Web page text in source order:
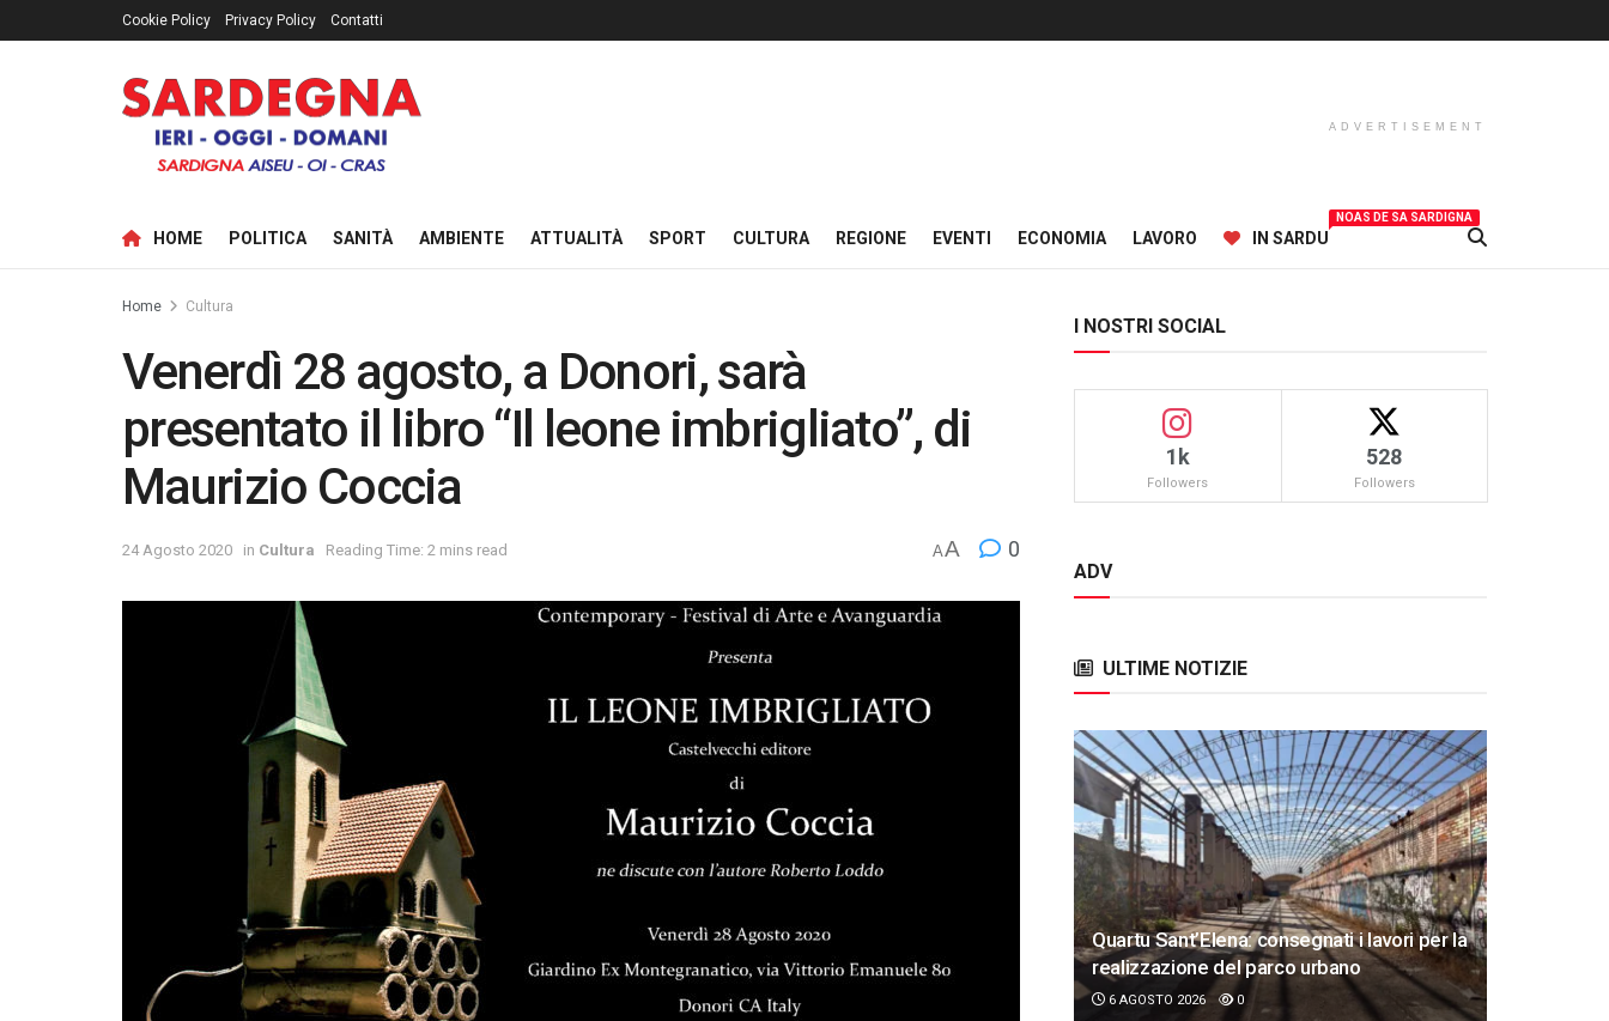
Cookie Policy Privacy Policy Contatti
ADVERTISEMENT
HOME POLITICA SANITÀ AMBIENTE ATTUALITÀ SPORT CULTURA REGIONE EVENTI ECONOMIA LAVORO IN SARDU
NOAS DE SA SARDIGNA
Home Cultura
Venerdì 28 agosto, a Donori, sarà
presentato il libro “Il leone imbrigliato”, di
Maurizio Coccia
24 Agosto 2020 in Cultura Reading Time: 2 mins read AA 0
I NOSTRI SOCIAL
1k
Followers
528
Followers
ADV
ULTIME NOTIZIE
Quartu Sant’Elena: consegnati i lavori per la
realizzazione del parco urbano
6 AGOSTO 2026 0